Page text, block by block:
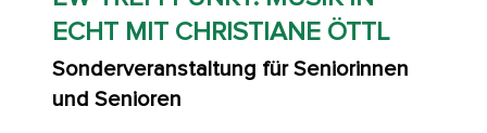
ECHT MIT CHRISTIANE ÖTTL
Sonderveranstaltung für Seniorinnen
und Senioren